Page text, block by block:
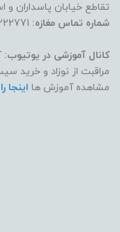
تقاطع خیابان پاسداران و
شماره تماس مغازه:
کانال آموزشی در یوتیوب:
مراقبت از نوزاد و خرید
مشاهده آموزش ها اینجا